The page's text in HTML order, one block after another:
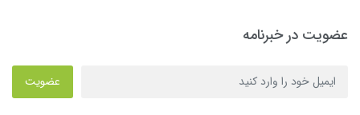
عضویت در خبرنامه
عضویت